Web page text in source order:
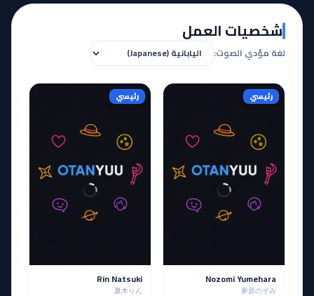
شخصيات العمل
لغة مؤدي الصوت:
رئيسي
Nozomi Yumehara
夢原のぞみ
رئيسي
Rin Natsuki
夏木りん